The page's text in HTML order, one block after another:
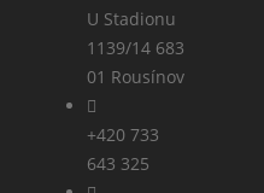
U Stadionu
1139/14 683
01 Rousínov
+420 733
643 325